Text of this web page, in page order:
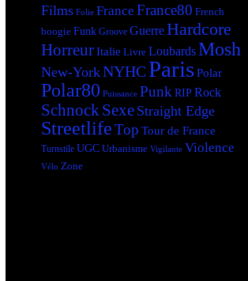
Films Folie France France80 French
boogie Funk Groove GuerreHardcore
HorreurItalie Livre LoubardsMosh
New-YorkNYHCParisPolar
Polar80 Puissance Punk RIPRock
Schnock Sexe Straight Edge
StreetlifeTop Tour de France
Turnstile UGC Urbanisme Vigilante Violence
Vélo Zone